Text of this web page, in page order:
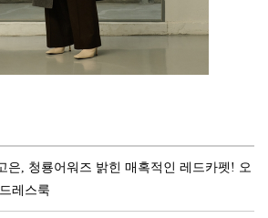
은, 청룡어워즈 밝힌 매혹적인 레드카펫! 오
레스룩